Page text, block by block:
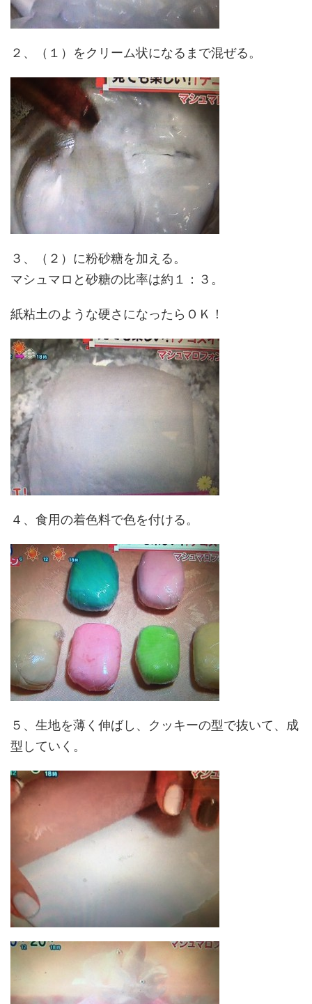
２、（１）をクリーム状になるまで混ぜる。
３、（２）に粉砂糖を加える。
マシュマロと砂糖の比率は約１：３。
紙粘土のような硬さになったらＯＫ！
４、食用の着色料で色を付ける。
５、生地を薄く伸ばし、クッキーの型で抜いて、成
型していく。